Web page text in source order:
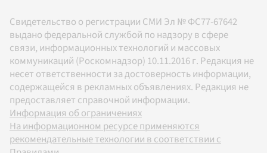
Свидетельство о регистрации СМИ Эл № ФС77-67642
выдано федеральной службой по надзору в сфере
связи, информационных технологий и массовых
коммуникаций (Роскомнадзор) 10.11.2016 г. Редакция не
несет ответственности за достоверность информации,
содержащейся в рекламных объявлениях. Редакция не
предоставляет справочной информации.
Информация об ограничениях
На информационном ресурсе применяются
рекомендательные технологии в соответствии с